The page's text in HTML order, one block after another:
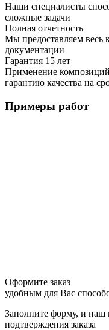
Наши специалисты
сложные задачи
Полная отчетность
Мы предоставляем весь
документации
Гарантия 15 лет
Применение
гарантию качества на
Примеры работ
Оформите заказ
удобным для Вас
Заполните форму, и наш
подтверждения заказа